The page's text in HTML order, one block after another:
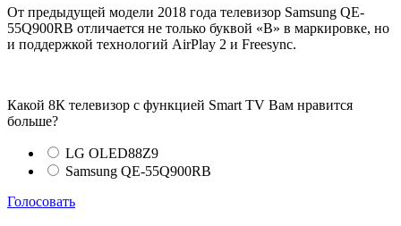
От предыдущей модели 2018 года телевизор Samsung QE-
55Q900RB отличается не только буквой «В» в маркировке, но
и поддержкой технологий AirPlay 2 и Freesync.
Какой 8К телевизор с функцией Smart TV Вам нравится
больше?
LG OLED88Z9
Samsung QE-55Q900RB
Голосовать